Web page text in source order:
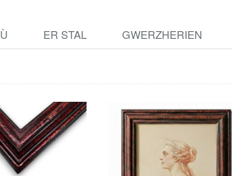
ER STAL GWERZHERIEN